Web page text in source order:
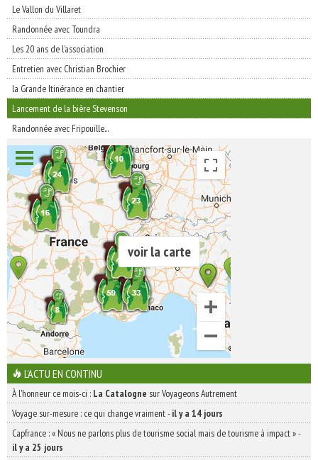
Le Vallon du Villaret
Randonnée avec Toundra
Les 20 ans de l'association
Entretien avec Christian Brochier
la Grande Itinérance en chantier
Lancement de la bière Stevenson
Randonnée avec Fripouille...
voir la carte
L'ACTU EN CONTINU
À l'honneur ce mois-ci : La Catalogne sur Voyageons Autrement
Voyage sur-mesure : ce qui change vraiment-il y a 14 jours
Capfrance : « Nous ne parlons plus de tourisme social mais de tourisme à impact »-
il y a 25 jours